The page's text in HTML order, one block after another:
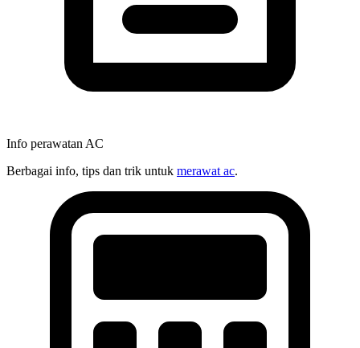
Info perawatan AC
Berbagai info, tips dan trik untuk merawat ac.